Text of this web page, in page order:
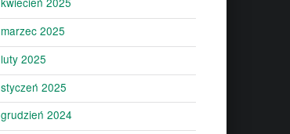
marzec 2025
luty 2025
styczeń 2025
grudzień 2024